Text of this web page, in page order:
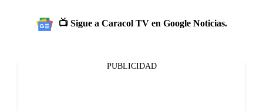
📺 Sigue a Caracol TV en Google Noticias.
PUBLICIDAD